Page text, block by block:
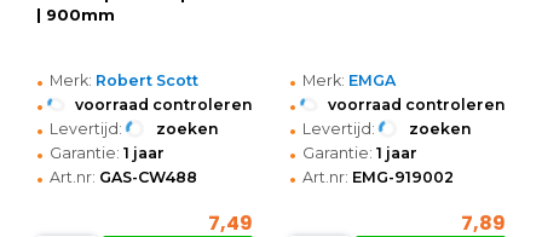
| 900mm
• Merk: Robert Scott
• voorraad controleren
• Levertijd: zoeken
• Garantie: 1 jaar
• Art.nr: GAS-CW488
7,49
• Merk: EMGA
• voorraad controleren
• Levertijd: zoeken
• Garantie: 1 jaar
• Art.nr: EMG-919002
7,89